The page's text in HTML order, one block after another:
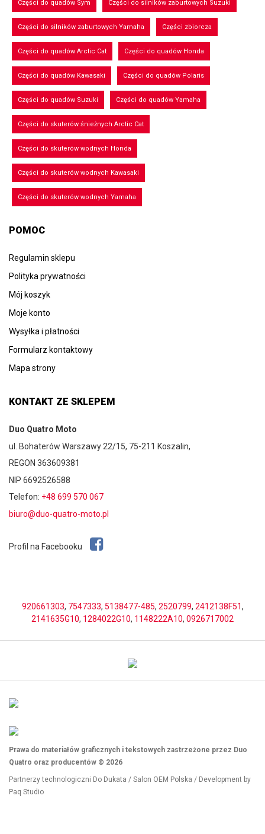
Części do quadów Sym Części do silników zaburtowych Suzuki
Części do silników zaburtowych Yamaha Części zbiorcza
Części do quadów Arctic Cat Części do quadów Honda
Części do quadów Kawasaki Części do quadów Polaris
Części do quadów Suzuki Części do quadów Yamaha
Części do skuterów śnieżnych Arctic Cat
Części do skuterów wodnych Honda
Części do skuterów wodnych Kawasaki
Części do skuterów wodnych Yamaha
POMOC
Regulamin sklepu
Polityka prywatności
Mój koszyk
Moje konto
Wysyłka i płatności
Formularz kontaktowy
Mapa strony
KONTAKT ZE SKLEPEM
Duo Quatro Moto
ul. Bohaterów Warszawy 22/15, 75-211 Koszalin,
REGON 363609381
NIP 6692526588
Telefon: +48 699 570 067
biuro@duo-quatro-moto.pl
Profil na Facebooku
920661303, 7547333, 5138477-485, 2520799, 2412138F51,
2141635G10, 1284022G10, 1148222A10, 0926717002
Prawa do materiałów graficznych i tekstowych zastrzeżone przez Duo
Quatro oraz producentów © 2026
Partnerzy technologiczni Do Dukata / Salon OEM Polska / Development by
Paq Studio